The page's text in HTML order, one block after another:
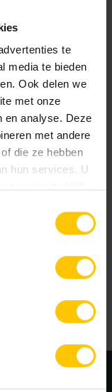
te
media te bieden
Ook delen we
met onze
en analyse. Deze
met andere
die ze hebben
hun services. U